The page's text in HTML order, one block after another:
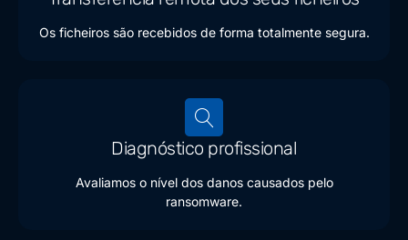
Os ficheiros são recebidos de forma totalmente segura.
Diagnóstico profissional
Avaliamos o nível dos danos causados pelo
ransomware.